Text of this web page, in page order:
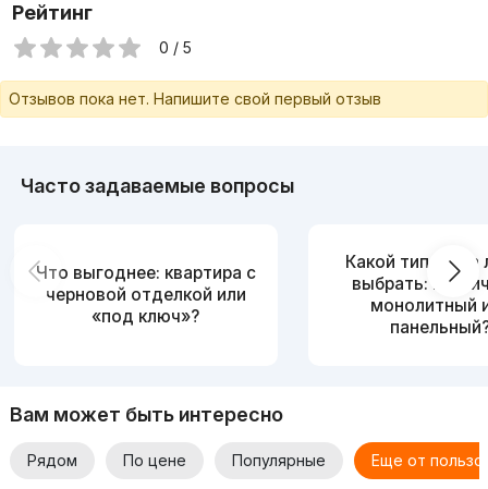
Рейтинг
0 / 5
Отзывов пока нет. Напишите свой первый отзыв
Часто задаваемые вопросы
Что выгоднее: квартира с
черновой отделкой или
«под ключ»?
Какой тип дома
выбрать:
монолитный
Вам может быть интересно
Рядом По цене Популярные Еще от